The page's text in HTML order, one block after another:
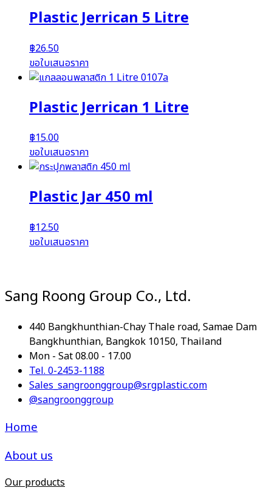
Plastic Jerrican 5 Litre
฿26.50
ขอใบเสนอราคา
Plastic Jerrican 1 Litre
฿15.00
ขอใบเสนอราคา
Plastic Jar 450 ml
฿12.50
ขอใบเสนอราคา
Sang Roong Group Co., Ltd.
440 Bangkhunthian-Chay Thale road, Samae Dam
Bangkhunthian, Bangkok 10150, Thailand
Mon - Sat 08.00 - 17.00
Tel. 0-2453-1188
Sales_sangroonggroup@srgplastic.com
@sangroonggroup
Home
About us
Our products